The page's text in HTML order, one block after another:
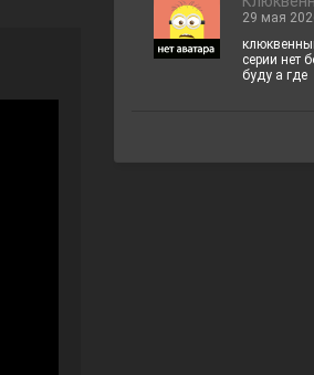
29 мая
серии нет
буду а где